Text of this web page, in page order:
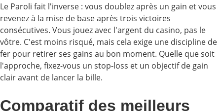
Le Paroli fait l'inverse : vous doublez après un gain et vous
revenez à la mise de base après trois victoires
consécutives. Vous jouez avec l'argent du casino, pas le
vôtre. C'est moins risqué, mais cela exige une discipline de
fer pour retirer ses gains au bon moment. Quelle que soit
l'approche, fixez-vous un stop-loss et un objectif de gain
clair avant de lancer la bille.
Comparatif des meilleurs